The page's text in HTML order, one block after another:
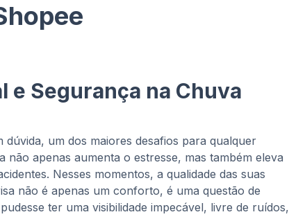
e Segurança na Chuva
dúvida, um dos maiores desafios para qualquer
não apenas aumenta o estresse, mas também eleva
Nesses momentos, a qualidade das suas
não é apenas um conforto, é uma questão de
ter uma visibilidade impecável, livre de ruídos,